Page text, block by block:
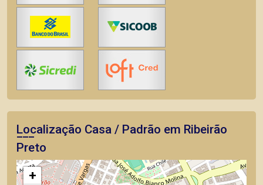
Localização Casa / Padrão em Ribeirão
Preto
+